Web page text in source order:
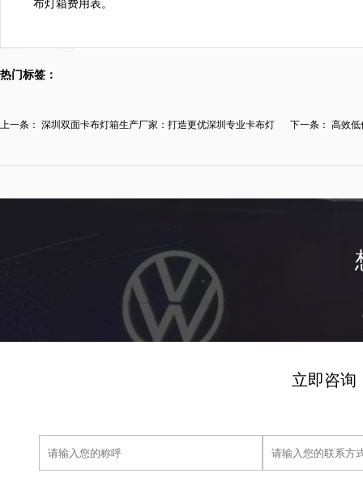
布灯箱费用表。
热门标签：
上一条： 深圳双面卡布灯箱生产厂家：打造更优深圳专业卡布灯
下一条： 高效低
立即咨询